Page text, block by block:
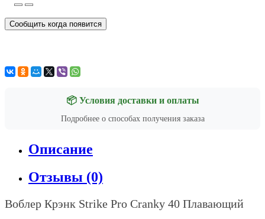
Сообщить когда появится
📦 Условия доставки и оплаты
Подробнее о способах получения заказа
Описание
Отзывы (0)
Воблер Крэнк Strike Pro Cranky 40 Плавающий